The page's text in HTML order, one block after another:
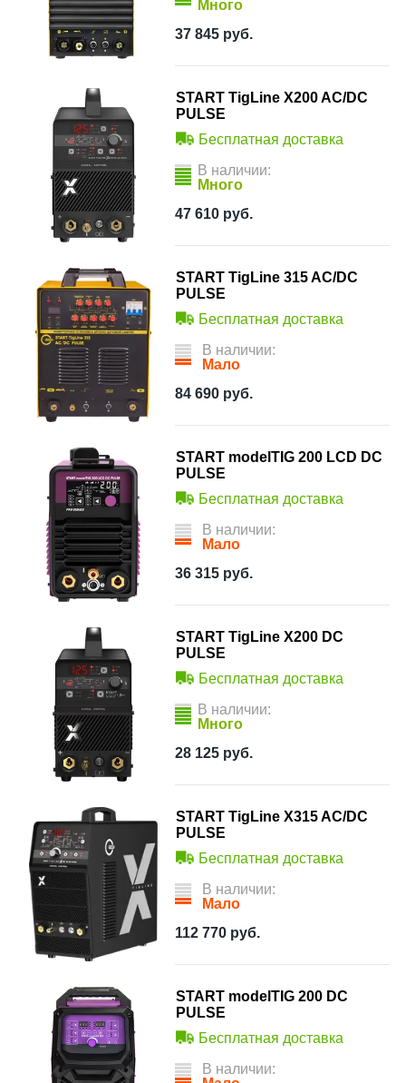
Много
37 845 руб.
START TigLine X200 AC/DC
PULSE
Бесплатная доставка
В наличии:
Много
47 610 руб.
START TigLine 315 AC/DC
PULSE
Бесплатная доставка
В наличии:
Мало
84 690 руб.
START modelTIG 200 LCD DC
PULSE
Бесплатная доставка
В наличии:
Мало
36 315 руб.
START TigLine X200 DC
PULSE
Бесплатная доставка
В наличии:
Много
28 125 руб.
START TigLine X315 AC/DC
PULSE
Бесплатная доставка
В наличии:
Мало
112 770 руб.
START modelTIG 200 DC
PULSE
Бесплатная доставка
В наличии: